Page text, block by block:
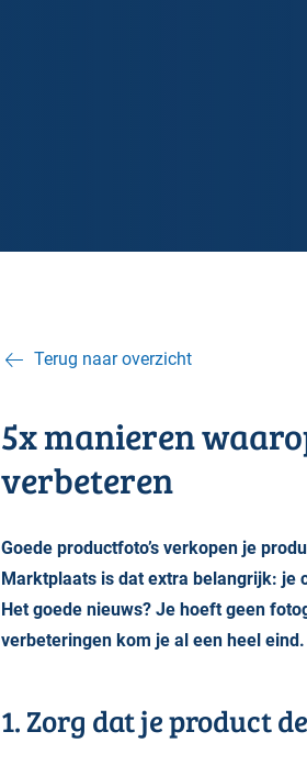
Terug naar overzicht
5x manieren
verbeteren
Goede productfoto’s verkopen je
Marktplaats is dat extra belangrijk: je
Het goede nieuws? Je hoeft geen
verbeteringen kom je al een heel eind.
1. Zorg dat je product